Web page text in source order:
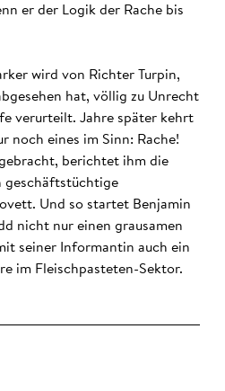
er der Logik der Rache bis
wird von Richter Turpin,
hat, völlig zu Unrecht
verurteilt. Jahre später kehrt
noch eines im Sinn: Rache!
berichtet ihm die
geschäftstüchtige
Und so startet Benjamin
nicht nur einen grausamen
seiner Informantin auch ein
im Fleischpasteten-Sektor.